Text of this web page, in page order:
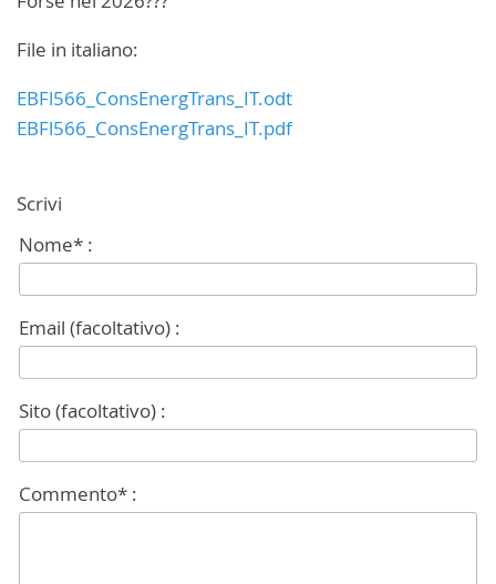
File in italiano:
EBFl566_ConsEnergTrans_IT.odt
EBFl566_ConsEnergTrans_IT.pdf
Scrivi
Nome* :
Email (facoltativo) :
Sito (facoltativo) :
Commento* :